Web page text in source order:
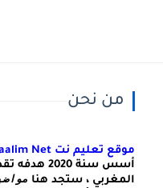
من نحن
موقع تعليم نت Taalim Net
أسس سنة
المغربي ، ستجد هنا